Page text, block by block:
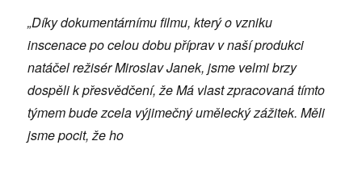
„Díky dokumentárnímu filmu, který o vzniku
inscenace po celou dobu příprav v naší produkci
natáčel režisér Miroslav Janek, jsme velmi brzy
dospěli k přesvědčení, že Má vlast zpracovaná tímto
týmem bude zcela výjimečný umělecký zážitek. Měli
jsme pocit, že ho